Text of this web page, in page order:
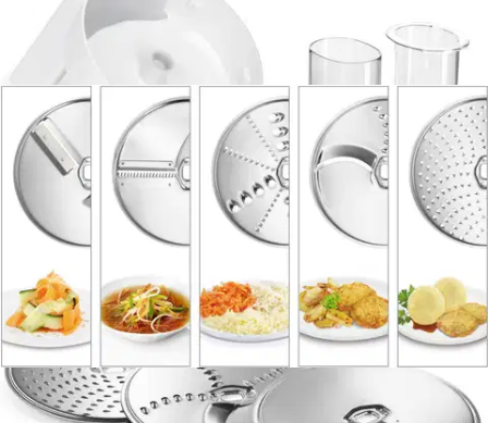
Ilmainen toimitus yli 100 €:n tilauksille
Postin pakettiautomaattiin tai
palvelupisteeseen!
Etu ei koske Suuri‑lisäpalvelulla toimitettavia tuotteita.
Tarkista myymäläsaatavuus
Tuotekuvaus